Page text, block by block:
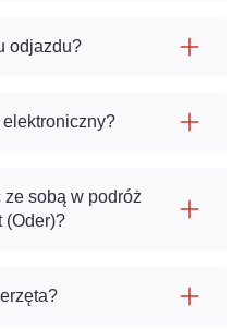
odjazdu?
ze sobą w podróż
(Oder)?